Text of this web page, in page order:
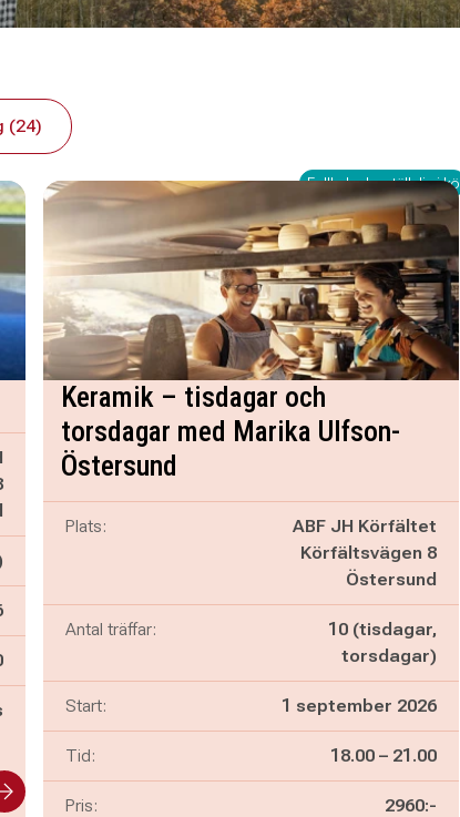
(24)
Fullbokad – ställ dig i kö
Keramik – tisdagar och
torsdagar med Marika Ulfson-
Östersund
Plats:
ABF JH Körfältet
Körfältsvägen 8
Östersund
Antal träffar:
10 (tisdagar,
torsdagar)
Start: 1 september 2026
Tid: Pågår mellan
18.00 – och
21.00
Pris: 2960:-